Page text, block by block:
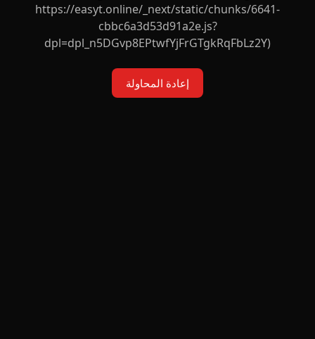
https://easyt.online/_next/static/chunks/6641-
cbbc6a3d53d91a2e.js?
dpl=dpl_n5DGvp8EPtwfYjFrGTgkRqFbLz2Y)
إعادة المحاولة